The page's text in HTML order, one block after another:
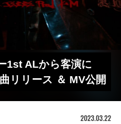
1st ALから客演に
リリース ＆ MV公開
2023.03.22